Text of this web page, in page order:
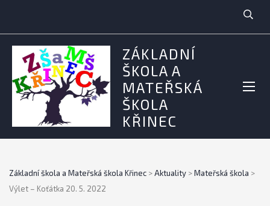
ZÁKLADNÍ
ŠKOLA A
MATEŘSKÁ
ŠKOLA
KŘINEC
Základní škola a Mateřská škola Křinec >Aktuality >Mateřská škola >
Výlet – Koťátka 20. 5. 2022